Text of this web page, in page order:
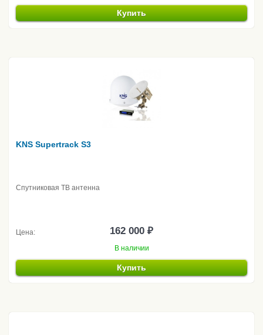
Купить
KNS Supertrack S3
Спутниковая ТВ антенна
Цена: 162 000 ₽
В наличии
Купить